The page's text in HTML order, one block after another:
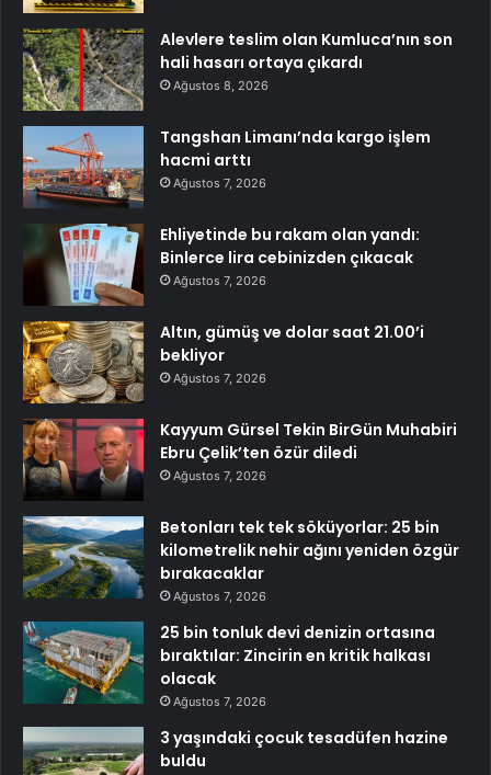
Alevlere teslim olan Kumluca’nın son
hali hasarı ortaya çıkardı
Ağustos 8, 2026
Tangshan Limanı’nda kargo işlem
hacmi arttı
Ağustos 7, 2026
Ehliyetinde bu rakam olan yandı:
Binlerce lira cebinizden çıkacak
Ağustos 7, 2026
Altın, gümüş ve dolar saat 21.00’i
bekliyor
Ağustos 7, 2026
Kayyum Gürsel Tekin BirGün Muhabiri
Ebru Çelik’ten özür diledi
Ağustos 7, 2026
Betonları tek tek söküyorlar: 25 bin
kilometrelik nehir ağını yeniden özgür
bırakacaklar
Ağustos 7, 2026
25 bin tonluk devi denizin ortasına
bıraktılar: Zincirin en kritik halkası
olacak
Ağustos 7, 2026
3 yaşındaki çocuk tesadüfen hazine
buldu